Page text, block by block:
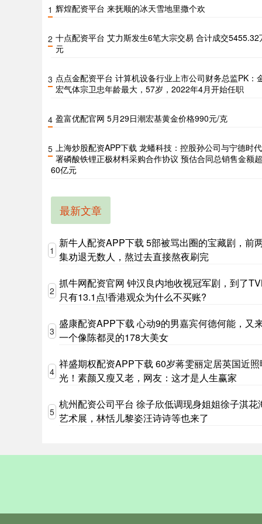
1 辉煌配资平台 来抚顺的冰天雪地里撒个欢
2 十点配资平台 艾力斯发生6笔大宗交易 合计成交5455.32
元
3 点点金配资平台 计算机设备行业上市公司财务总监PK：
宏气体宗卫忠年龄最大，57岁，2022年4月开始任职
4 盈富优配官网 5月29日潮宏基黄金价格990元/克
5 上海炒股配资APP下载 龙蟠科技：控股孙公司与宁德时
署磷酸铁锂正极材料采购合作协议 预估合同总销售金额超
60亿元
最新文章
1
新牛人配资APP下载 5部被骂出圈的宝藏剧，前
集劝退无数人，熬过去直接熬夜刷完
2
抓牛网配资官网 钟汉良内地收视冠军剧，到了
只有13.1点!香港观众为什么不买账?
3
盛康配资APP下载 心动9的男嘉宾何德何能，又
一个像陈都灵的178大美女
4
祥盛期权配资APP下载 60岁蒋雯丽定居英国近照
光！素颜又瘦又老，网友：这才是人生赢家
5
杭州配资公司平台 徐子欣低调现身姐姐徐子淇花
艺术展，林恬儿黎姿汪诗诗等也来了